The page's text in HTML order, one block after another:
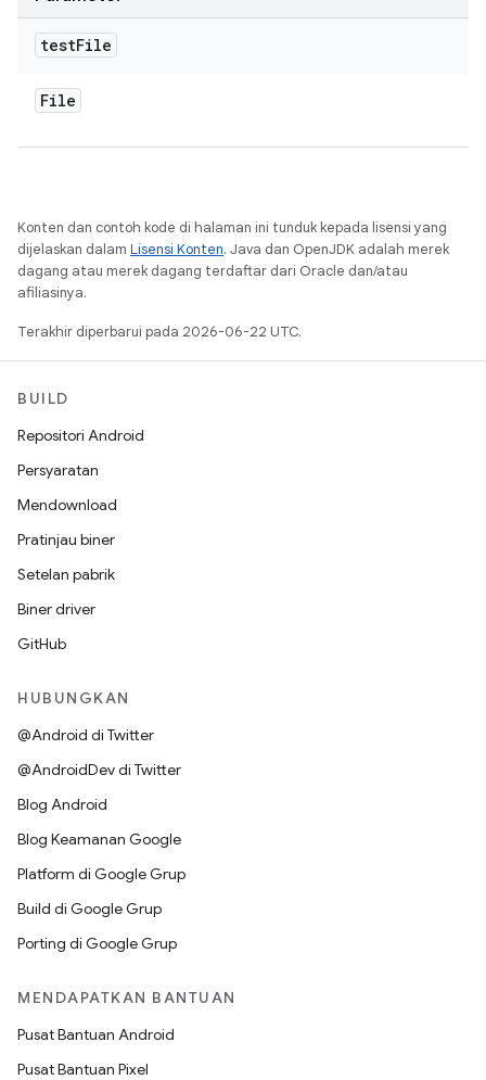
testFile
File
Konten dan contoh kode di halaman ini tunduk kepada lisensi yang
dijelaskan dalam Lisensi Konten. Java dan OpenJDK adalah merek
dagang atau merek dagang terdaftar dari Oracle dan/atau
afiliasinya.
Terakhir diperbarui pada 2026-06-22 UTC.
BUILD
Repositori Android
Persyaratan
Mendownload
Pratinjau biner
Setelan pabrik
Biner driver
GitHub
HUBUNGKAN
@Android di Twitter
@AndroidDev di Twitter
Blog Android
Blog Keamanan Google
Platform di Google Grup
Build di Google Grup
Porting di Google Grup
MENDAPATKAN BANTUAN
Pusat Bantuan Android
Pusat Bantuan Pixel